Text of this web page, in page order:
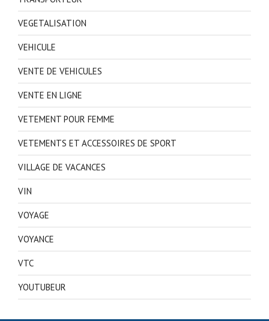
VEGETALISATION
VEHICULE
VENTE DE VEHICULES
VENTE EN LIGNE
VETEMENT POUR FEMME
VETEMENTS ET ACCESSOIRES DE SPORT
VILLAGE DE VACANCES
VIN
VOYAGE
VOYANCE
VTC
YOUTUBEUR